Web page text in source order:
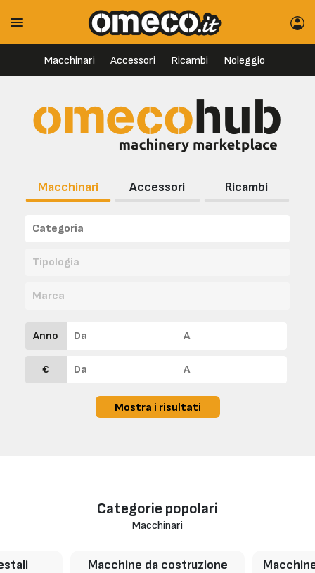
Macchinari Accessori Ricambi Noleggio
Macchinari Accessori Ricambi
Anno
€
Mostra i risultati
Categorie popolari
Macchinari
Macchine da costruzione